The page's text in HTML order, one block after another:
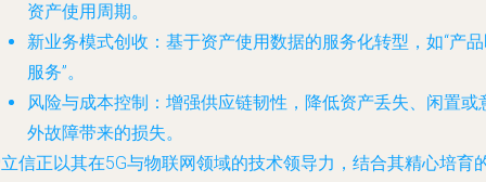
资产使用周期。
新业务模式创收 ：基于资产使用数据的服务化转型，如“产
服务”。
风险与成本控制 ：增强供应链韧性，降低资产丢失、闲置或
外故障带来的损失。
信正以其在5G与物联网领域的技术领导力，结合其精心培育